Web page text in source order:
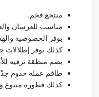
منتجع فخم.
مناسب للعرسان
يوفر الخصوصية
كذلك يوفر إطلالات
يضم منطقة ترفيه
طاقم عمله خدوم
كذلك فطوره متنوع